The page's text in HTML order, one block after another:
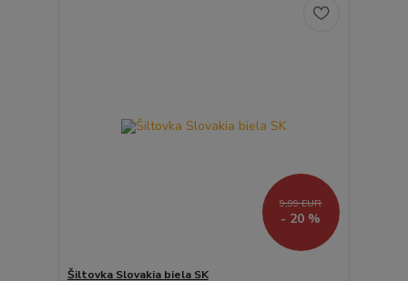
9,99 EUR
- 20 %
Šiltovka Slovakia biela SK